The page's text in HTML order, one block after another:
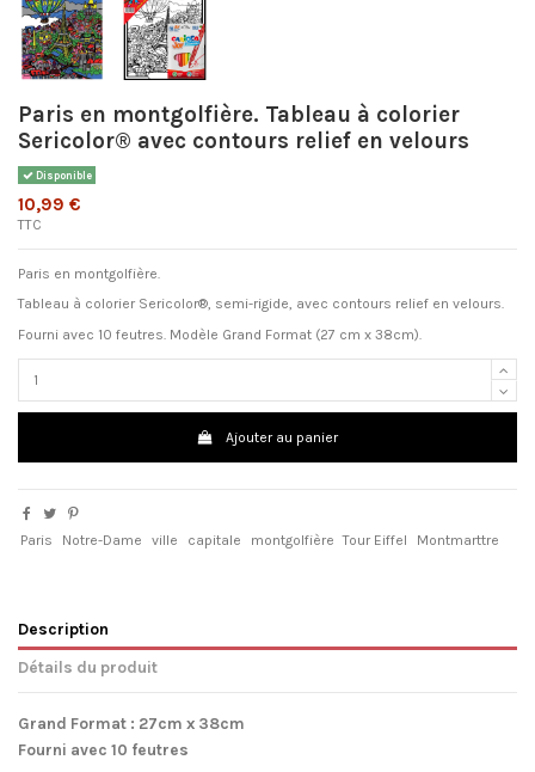
Paris en montgolfière. Tableau à colorier
Sericolor® avec contours relief en velours
Disponible
10,99 €
TTC
Paris en montgolfière.
Tableau à colorier Sericolor®, semi-rigide, avec contours relief en velours.
Fourni avec 10 feutres. Modèle Grand Format (27 cm x 38cm).
Ajouter au panier
Paris Notre-Dame ville capitale montgolfière Tour Eiffel Montmarttre
Description
Détails du produit
Grand Format : 27cm x 38cm
Fourni avec 10 feutres